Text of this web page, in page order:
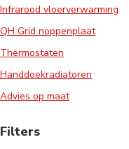
Infrarood vloerverwarming
QH Grid noppenplaat
Thermostaten
Handdoekradiatoren
Advies op maat
Filters